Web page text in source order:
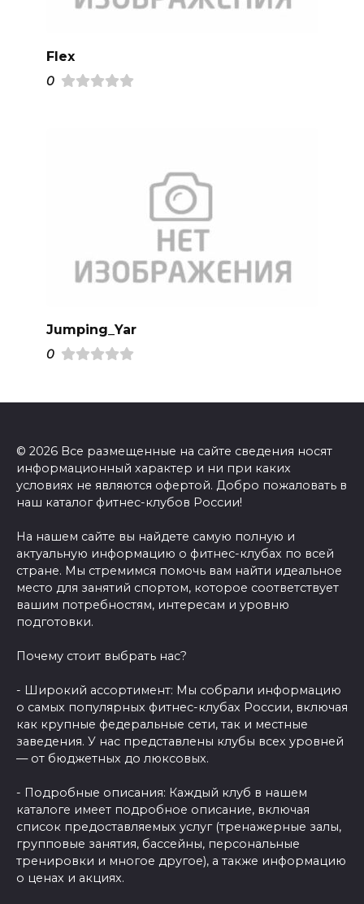
Flex
0
Jumping_Yar
0
© 2026 Все размещенные на сайте сведения носят
информационный характер и ни при каких
условиях не являются офертой. Добро пожаловать в
наш каталог фитнес-клубов России!
На нашем сайте вы найдете самую полную и
актуальную информацию о фитнес-клубах по всей
стране. Мы стремимся помочь вам найти идеальное
место для занятий спортом, которое соответствует
вашим потребностям, интересам и уровню
подготовки.
Почему стоит выбрать нас?
- Широкий ассортимент: Мы собрали информацию
о самых популярных фитнес-клубах России, включая
как крупные федеральные сети, так и местные
заведения. У нас представлены клубы всех уровней
— от бюджетных до люксовых.
- Подробные описания: Каждый клуб в нашем
каталоге имеет подробное описание, включая
список предоставляемых услуг (тренажерные залы,
групповые занятия, бассейны, персональные
тренировки и многое другое), а также информацию
о ценах и акциях.